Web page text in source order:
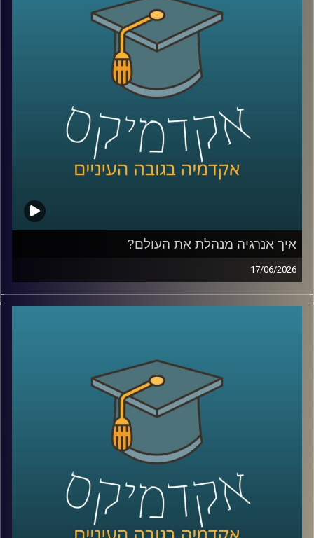
היום אנחנו יוצאים להכיר את סומלילנד, מדינה שרוב האנשים
מעולם לא שמעו עליה, אבל ייתכן שבעשור הקרוב היא תהפוך
לשחקנית משמעותית בזירה הגיאופוליטית.
כדי להבין איך נראים החיים במדינה שלא קיימת רשמית, למה
המעצמות הגדולות מתחילות להתעניין בה, והאם גם לישראל יש
אינטרס שם, הצטרף אליי היום השגריר ד״ר חיים קורן, בית ספר
לאודר לממשל, דיפלומטיה ואסטרטגיה, אוניברסיטת רייכמן.
שגריר ישראל הראשון לדרום סודן ושגריר מצרים
קרדיט תמונות:AudioVersity
איך אנרגיה מנהלת את העולם?
17/06/2026
בשנים האחרונות אנחנו שומעים בלי סוף על משברי אנרגיה,
מחירי נפט, גז טבעי, מצרי הורמוז ומאבקי כוח בין מדינות, אבל
ביטחון לאומי והשפעה עולמית.
בפרק של היום נדבר על איך אנרגיה מעצבת את העולם
שאנחנו חיים בו, איך גילוי הגז שינה את המעמד של ישראל
במזרח התיכון, למה מצרים הפכה לשחקנית מרכזית בתחום,
ואיך שיתופי פעולה אנרגטיים יכולים להשפיע גם על יחסים
איתנו היום ד״ר עמית מור, מנכ"ל משותף באקו-אנרג'י יעוץ
כלכלי אסטרטגי ומרצה באוניברסיטת רייכמן. מומחה בינ"ל
לכלכלת אנרגיה וסביבה, חשמל גז טבעי ונפט, בעל ניסיון עשיר
בייעוץ לממשלות, חברות בינלאומיות ומוסדות פיננסיים, יועץ